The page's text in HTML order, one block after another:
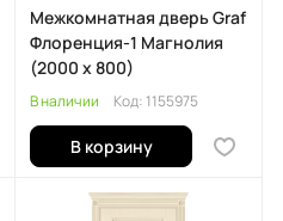
Межкомнатная дверь Graf
Флоренция-1 Магнолия
(2000 х 800)
В наличии Код: 1155975
В корзину